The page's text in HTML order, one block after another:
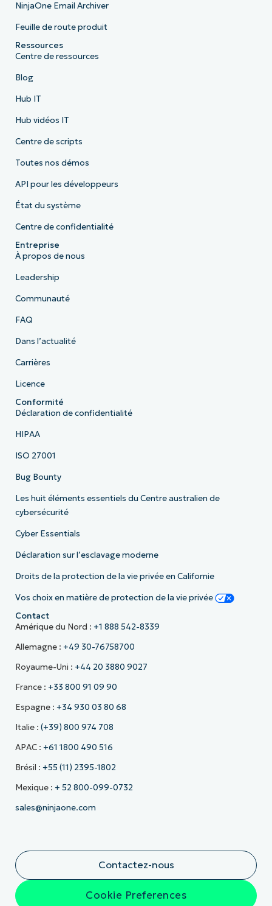
NinjaOne Email Archiver
Feuille de route produit
Ressources
Centre de ressources
Blog
Hub IT
Hub vidéos IT
Centre de scripts
Toutes nos démos
API pour les développeurs
État du système
Centre de confidentialité
Entreprise
À propos de nous
Leadership
Communauté
FAQ
Dans l’actualité
Carrières
Licence
Conformité
Déclaration de confidentialité
HIPAA
ISO 27001
Bug Bounty
Les huit éléments essentiels du Centre australien de
cybersécurité
Cyber Essentials
Déclaration sur l’esclavage moderne
Droits de la protection de la vie privée en Californie
Vos choix en matière de protection de la vie privée
Contact
Amérique du Nord : +1 888 542-8339
Allemagne : +49 30-76758700
Royaume-Uni : +44 20 3880 9027
France : +33 800 91 09 90
Espagne : +34 930 03 80 68
Italie : (+39) 800 974 708
APAC : +61 1800 490 516
Brésil : +55 (11) 2395-1802
Mexique : + 52 800-099-0732
sales@ninjaone.com
Contactez-nous
Cookie Preferences